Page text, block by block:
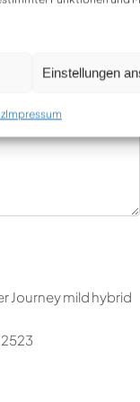
Einstellungen
Impressum
Journey mild hybrid